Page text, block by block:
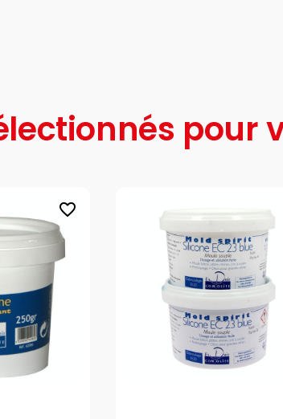
pour
favorite_border